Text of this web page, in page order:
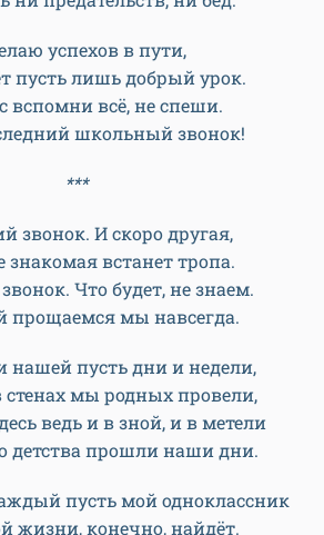
Чувств, целей и планов смесь.
Вы будьте достойными.
Успешными, стойкими.
Успеха, признания.
В жизни вам – процветания!
твой подходит к концу.
тебе лишь побед.
светлому образцу,
ни предательств, ни бед.
успехов в пути,
пусть лишь добрый урок.
вспомни всё, не спеши.
школьный звонок!
***